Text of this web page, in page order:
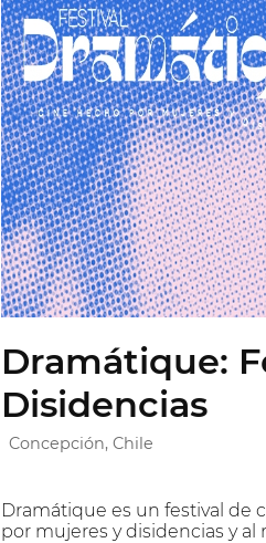
Dramátique:
Disidencias
Concepción, Chile
Dramátique es un festival de
por mujeres y disidencias y